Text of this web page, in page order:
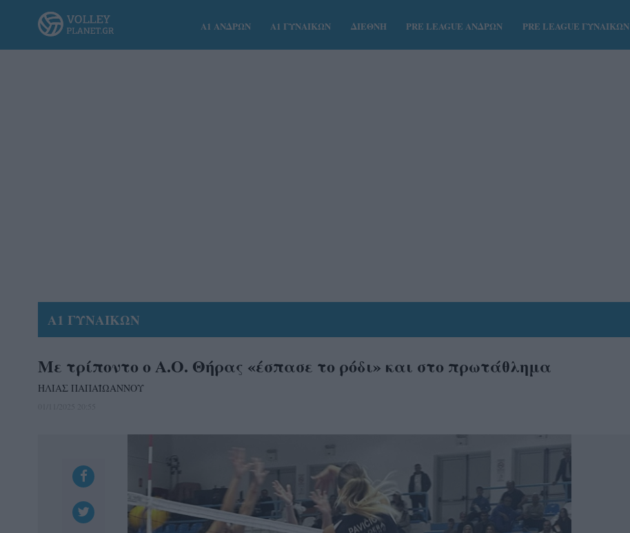
Α1 ΑΝΔΡΩΝ Α1 ΓΥΝΑΙΚΩΝ ΔΙΕΘΝΗ PRE LEAGUE ΑΝΔΡΩΝ PRE LEAGUE ΓΥΝΑΙΚΩΝ
Α1 ΓΥΝΑΙΚΩΝ
Με τρίποντο ο Α.Ο. Θήρας «έσπασε το ρόδι» και στο πρωτάθλημα
ΗΛΙΑΣ ΠΑΠΑΪΩΑΝΝΟΥ